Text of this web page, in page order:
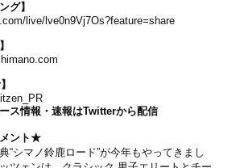
グ】
live/lve0n9Vj7Os?feature=share
ス情報・速報はTwitterから配信
ント★
“シマノ鈴鹿ロード”が今年もやってきまし